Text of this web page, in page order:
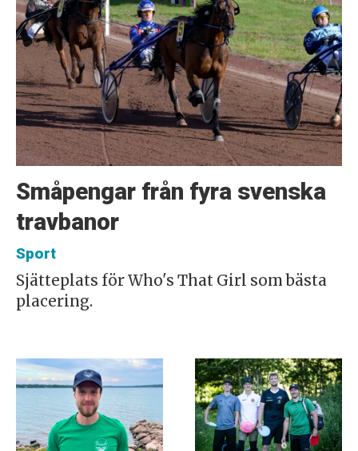
Småpengar från fyra svenska
travbanor
Sport
Sjätteplats för Who's That Girl som bästa
placering.